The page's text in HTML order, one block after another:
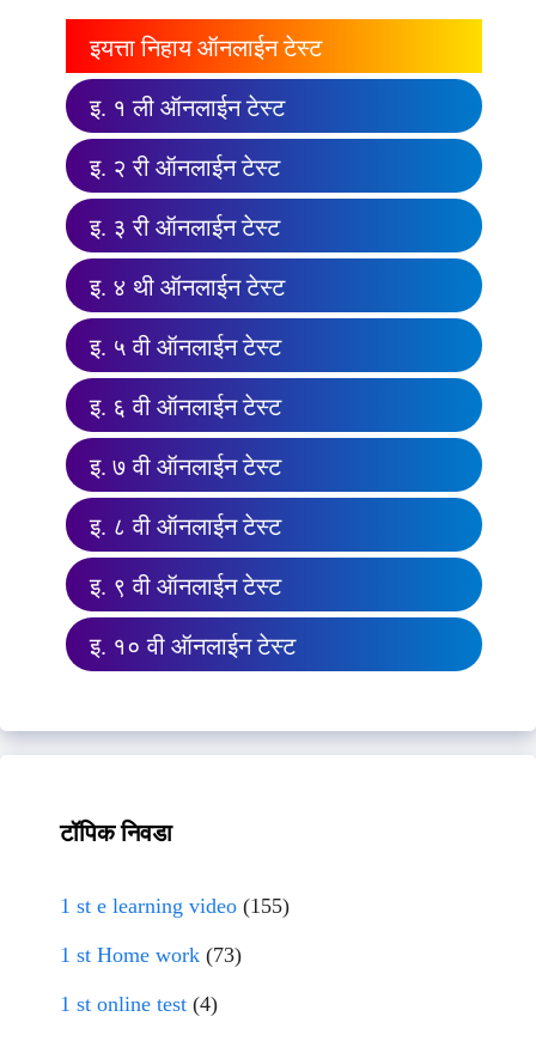
इयत्ता निहाय ऑनलाईन टेस्ट
इ. १ ली ऑनलाईन टेस्ट
इ. २ री ऑनलाईन टेस्ट
इ. ३ री ऑनलाईन टेस्ट
इ. ४ थी ऑनलाईन टेस्ट
इ. ५ वी ऑनलाईन टेस्ट
इ. ६ वी ऑनलाईन टेस्ट
इ. ७ वी ऑनलाईन टेस्ट
इ. ८ वी ऑनलाईन टेस्ट
इ. ९ वी ऑनलाईन टेस्ट
इ. १० वी ऑनलाईन टेस्ट
टॉपिक निवडा
1 st e learning video (155)
1 st Home work (73)
1 st online test (4)